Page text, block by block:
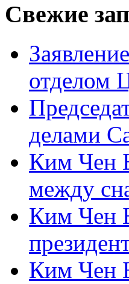
Свежие
делами
Ким Чен
между
Ким Чен
Ким Чен